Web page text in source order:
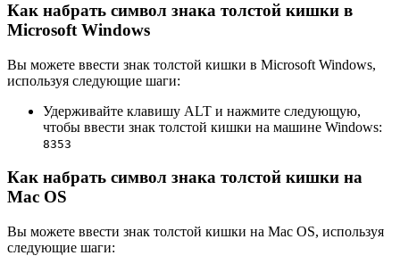
Как набрать символ знака толстой кишки в
Microsoft Windows
Вы можете ввести знак толстой кишки в Microsoft Windows,
используя следующие шаги:
Удерживайте клавишу ALT и нажмите следующую,
чтобы ввести знак толстой кишки на машине Windows:
8353
Как набрать символ знака толстой кишки на
Mac OS
Вы можете ввести знак толстой кишки на Mac OS, используя
следующие шаги: